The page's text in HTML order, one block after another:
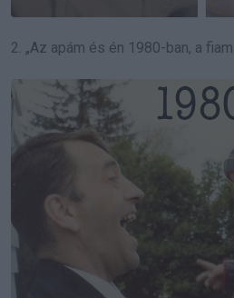
2. „Az apám és én 1980-ban, a